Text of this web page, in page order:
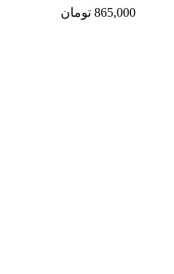
865,000 تومان